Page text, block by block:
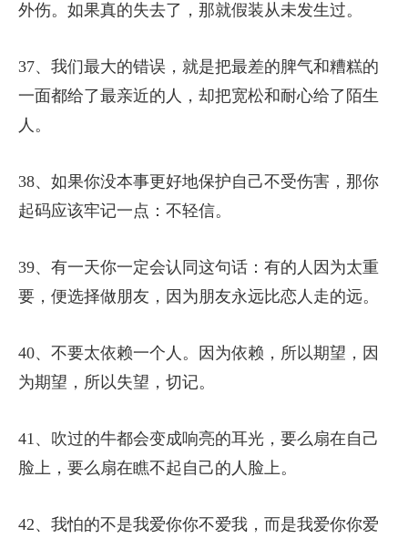
外伤。如果真的失去了，那就假装从未发生过。
37、我们最大的错误，就是把最差的脾气和糟糕的
一面都给了最亲近的人，却把宽松和耐心给了陌生
人。
38、如果你没本事更好地保护自己不受伤害，那你
起码应该牢记一点：不轻信。
39、有一天你一定会认同这句话：有的人因为太重
要，便选择做朋友，因为朋友永远比恋人走的远。
40、不要太依赖一个人。因为依赖，所以期望，因
为期望，所以失望，切记。
41、吹过的牛都会变成响亮的耳光，要么扇在自己
脸上，要么扇在瞧不起自己的人脸上。
42、我怕的不是我爱你你不爱我，而是我爱你你爱